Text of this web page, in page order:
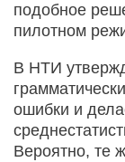
подобное
пилотном
В НТИ
ошибки и
Вероятно, те